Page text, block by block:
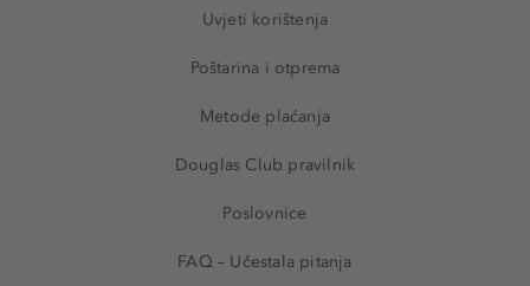
Uvjeti korištenja
Poštarina i otprema
Metode plaćanja
Douglas Club pravilnik
Poslovnice
FAQ – Učestala pitanja